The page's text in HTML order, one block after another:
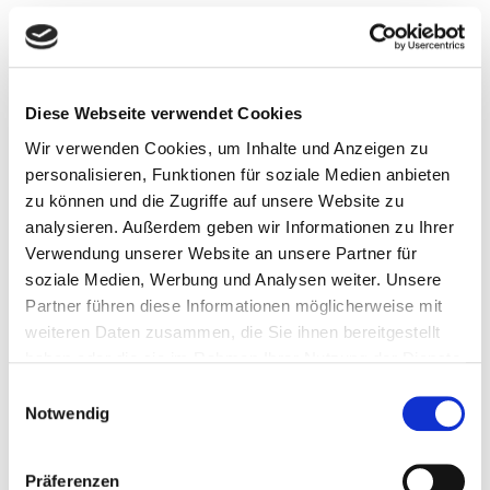
Diese Webseite verwendet Cookies
Wir verwenden Cookies, um Inhalte und Anzeigen zu
personalisieren, Funktionen für soziale Medien anbieten
zu können und die Zugriffe auf unsere Website zu
analysieren. Außerdem geben wir Informationen zu Ihrer
Verwendung unserer Website an unsere Partner für
soziale Medien, Werbung und Analysen weiter. Unsere
Partner führen diese Informationen möglicherweise mit
weiteren Daten zusammen, die Sie ihnen bereitgestellt
Notwendig
Präferenzen
Teilnehmenden »viel Vergnügen beim Lesen, spannende
Stunden und das ein oder andere Schmunzeln über die
Eigenheiten der Campingplatzbewohner.«
Marketingunterstützung für
Bibliotheken und Steigerung der
lokalen Sichtbarkeit
OverDrive stellt den teilnehmenden Bibliotheken
Marketingmaterialien zur Verfügung, um den digitalen
Buchclub Leselounge mit Libby
zu bewerben. Von Social-
das Angebot gezielt an ihre Nutzenden zu
kommunizieren. Zudem enthalten die Begleitunterlagen
Bibliotheken den Buchclub in regionalen und lokalen